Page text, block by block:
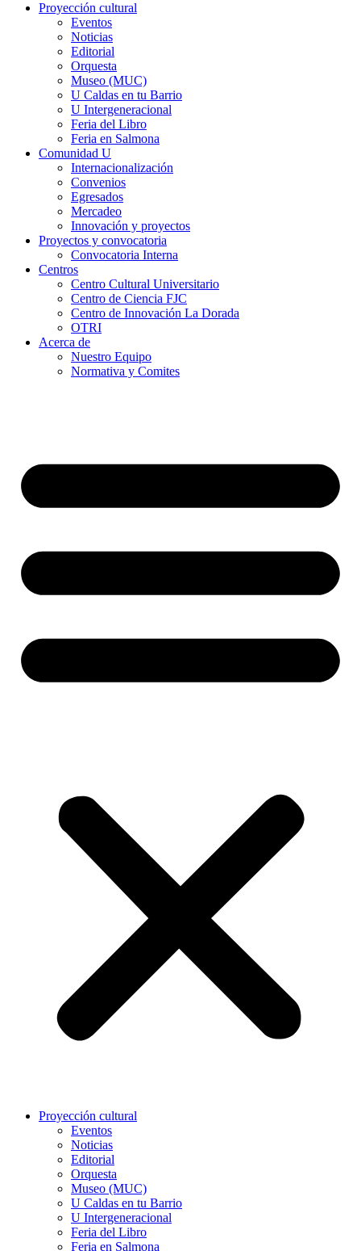
Proyección cultural
Eventos
Noticias
Editorial
Orquesta
Museo (MUC)
U Caldas en tu Barrio
U Intergeneracional
Feria del Libro
Feria en Salmona
Comunidad U
Internacionalización
Convenios
Egresados
Mercadeo
Innovación y proyectos
Proyectos y convocatoria
Convocatoria Interna
Centros
Centro Cultural Universitario
Centro de Ciencia FJC
Centro de Innovación La Dorada
OTRI
Acerca de
Nuestro Equipo
Normativa y Comites
Proyección cultural
Eventos
Noticias
Editorial
Orquesta
Museo (MUC)
U Caldas en tu Barrio
U Intergeneracional
Feria del Libro
Feria en Salmona